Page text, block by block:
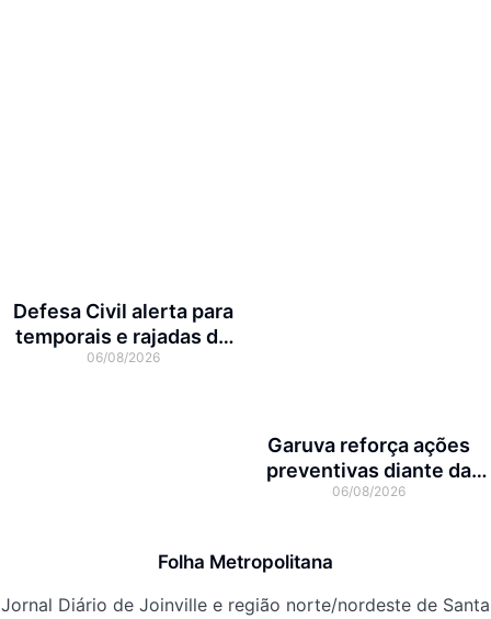
Defesa Civil alerta para
temporais e rajadas de
vento de até 70 km/h em
06/08/2026
Garuva reforça ações
preventivas diante da
previsão de atuação do El
06/08/2026
Folha Metropolitana
Jornal Diário de Joinville e região norte/nordeste de Santa